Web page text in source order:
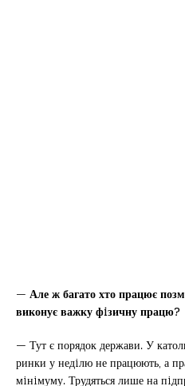
— Але ж багато хто працює
виконує важку фiзичну працю?
— Тут є порядок держави. У
ринки у недiлю не працюють, а
мiнiмуму. Трудяться лише на